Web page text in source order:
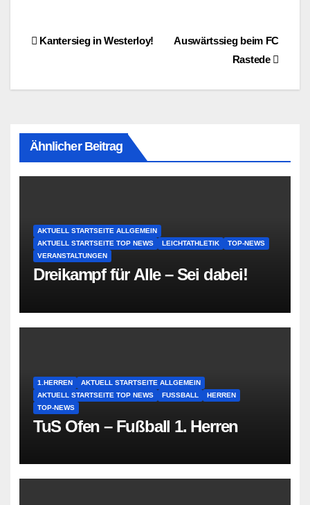
BeitragsnavigationAuswärtssieg beim FC
Rastede
Kantersieg in Westerloy!
Ähnlicher Beitrag
AKTUELL STARTSEITE ALLGEMEIN
AKTUELL STARTSEITE TOP NEWS
LEICHTATHLETIK
TOP-NEWS
VERANSTALTUNGEN
Dreikampf für Alle – Sei dabei!
1.HERREN
AKTUELL STARTSEITE ALLGEMEIN
AKTUELL STARTSEITE TOP NEWS
FUSSBALL
HERREN
TOP-NEWS
TuS Ofen – Fußball 1. Herren